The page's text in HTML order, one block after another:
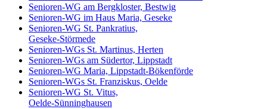
Senioren-WG am Bergkloster, Bestwig
Senioren-WG im Haus Maria, Geseke
Senioren-WG St. Pankratius,
Geseke-Störmede
Senioren-WGs St. Martinus, Herten
Senioren-WGs am Südertor, Lippstadt
Senioren-WG Maria, Lippstadt-Bökenförde
Senioren-WGs St. Franziskus, Oelde
Senioren-WG St. Vitus,
Oelde-Sünninghausen